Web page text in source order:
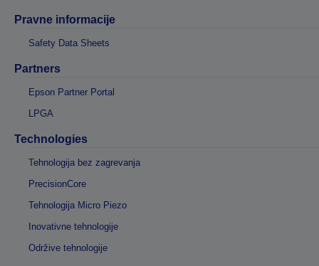
Pravne informacije
Safety Data Sheets
Partners
Epson Partner Portal
LPGA
Technologies
Tehnologija bez zagrevanja
PrecisionCore
Tehnologija Micro Piezo
Inovativne tehnologije
Održive tehnologije